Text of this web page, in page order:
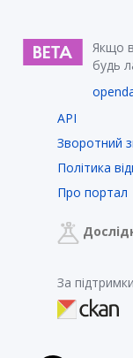
Якщо
будь
API
Зворотний
Політика
Про портал
За підтримки